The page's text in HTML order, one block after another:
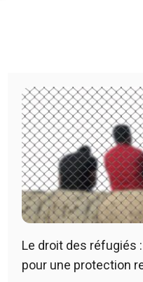
Le droit des réfugiés
pour une protection